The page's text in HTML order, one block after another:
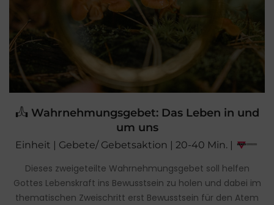
Wahrnehmungsgebet: Das Leben in und
um uns
Einheit | Gebete/ Gebetsaktion | 20-40 Min. |
Dieses zweigeteilte Wahrnehmungsgebet soll helfen
Gottes Lebenskraft ins Bewusstsein zu holen und dabei im
thematischen Zweischritt erst Bewusstsein für den Atem